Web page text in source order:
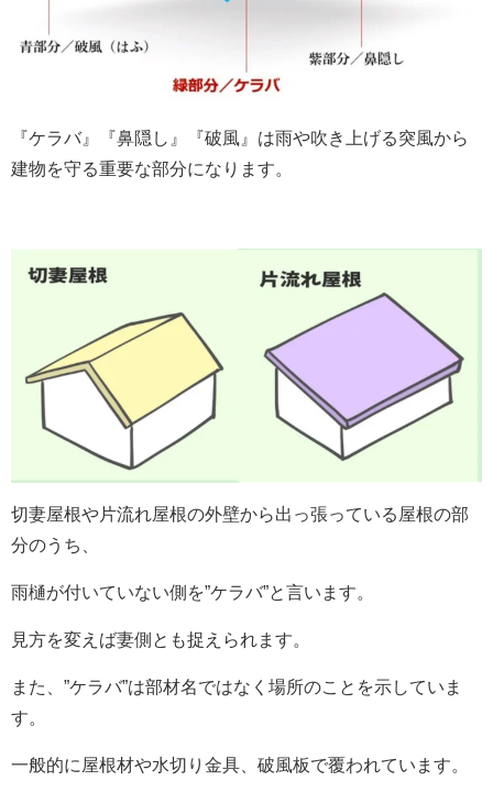
『ケラバ』『鼻隠し』『破風』は雨や吹き上げる突風から
建物を守る重要な部分になります。
切妻屋根や片流れ屋根の外壁から出っ張っている屋根の部
分のうち、
雨樋が付いていない側を”ケラバ”と言います。
見方を変えば妻側とも捉えられます。
また、”ケラバ”は部材名ではなく場所のことを示していま
す。
一般的に屋根材や水切り金具、破風板で覆われています。